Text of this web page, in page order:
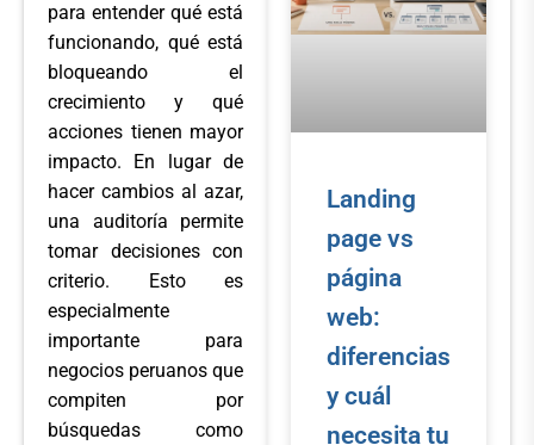
para entender qué está
funcionando, qué está
bloqueando el
crecimiento y qué
acciones tienen mayor
impacto. En lugar de
hacer cambios al azar,
una auditoría permite
tomar decisiones con
criterio. Esto es
especialmente
importante para
negocios peruanos que
compiten por
búsquedas como
Landing
page vs
página
web:
diferencias
y cuál
necesita tu